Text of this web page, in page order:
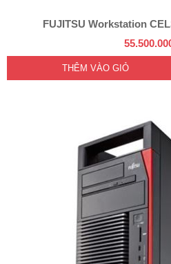
FUJITSU Workstation